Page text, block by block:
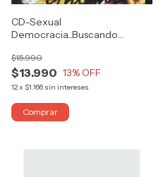
CD-Sexual
Democracia...Buscando
$13.990
$15.990
13% OFF
12x $1.166 sin intereses